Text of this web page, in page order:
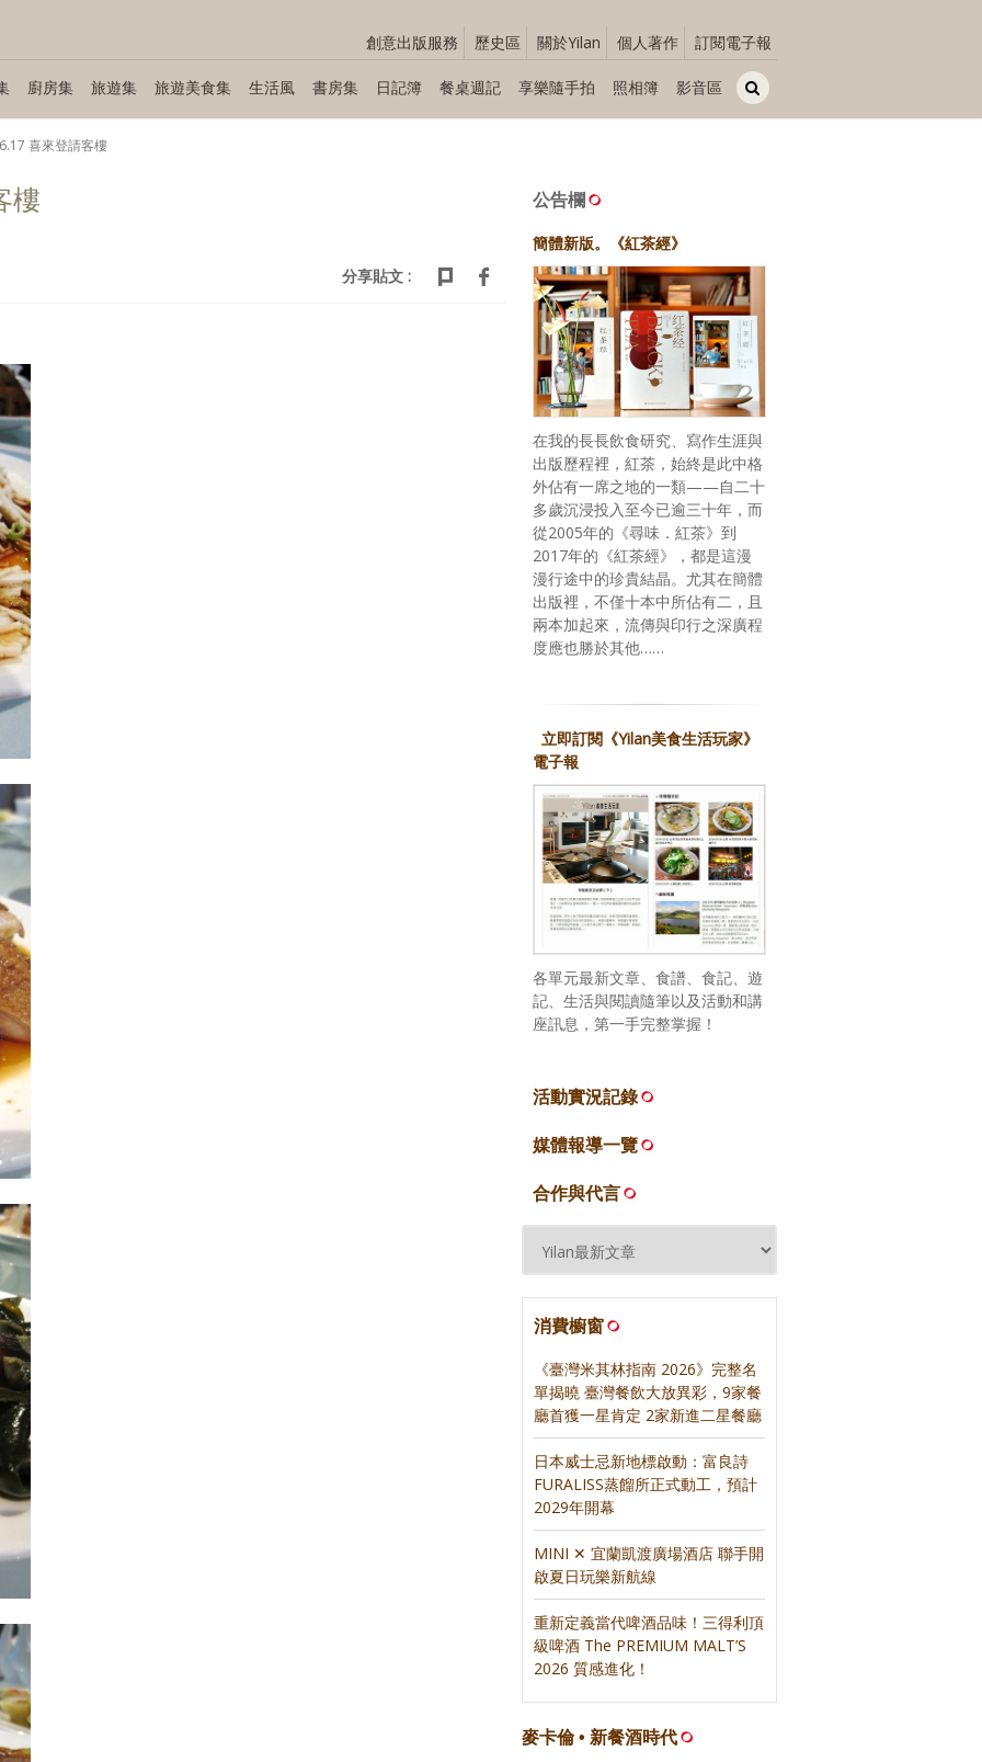
創意出版服務 歷史區 關於Yilan 個人著作 訂閱電子報
廚房集 旅遊集 旅遊美食集 生活風 書房集 日記簿 餐桌週記 享樂隨手拍 照相簿 影音區
喜來登請客樓
樓
分享貼文 :
公告欄
簡體新版。《紅茶經》
在我的長長飲食研究、寫作生涯與
出版歷程裡，紅茶，始終是此中格
外佔有一席之地的一類——自二十
多歲沉浸投入至今已逾三十年，而
從2005年的《尋味．紅茶》到
2017年的《紅茶經》，都是這漫
漫行途中的珍貴結晶。尤其在簡體
出版裡，不僅十本中所佔有二，且
兩本加起來，流傳與印行之深廣程
度應也勝於其他……
立即訂閱《Yilan美食生活玩家》
電子報
各單元最新文章、食譜、食記、遊
記、生活與閱讀隨筆以及活動和講
座訊息，第一手完整掌握！
活動實況記錄
媒體報導一覽
合作與代言
消費櫥窗
《臺灣米其林指南 2026》完整名
單揭曉 臺灣餐飲大放異彩，9家餐
廳首獲一星肯定 2家新進二星餐廳
日本威士忌新地標啟動：富良詩
FURALISS蒸餾所正式動工，預計
2029年開幕
MINI ✕ 宜蘭凱渡廣場酒店 聯手開
啟夏日玩樂新航線
重新定義當代啤酒品味！三得利頂
級啤酒 The PREMIUM MALT’S
2026 質感進化！
麥卡倫 • 新餐酒時代